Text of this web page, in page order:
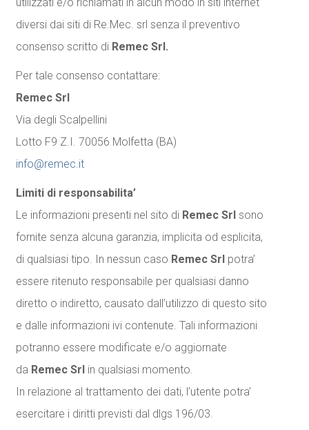
diversi dai siti di Re.Mec. srl senza il preventivo
consenso scritto di Remec Srl.
Per tale consenso contattare:
Remec Srl
Via degli Scalpellini
Lotto F9 Z.I. 70056 Molfetta (BA)
info@remec.it
Limiti di responsabilita’
Le informazioni presenti nel sito di Remec Srlsono
fornite senza alcuna garanzia, implicita od esplicita,
di qualsiasi tipo. In nessun caso Remec Srlpotra’
essere ritenuto responsabile per qualsiasi danno
diretto o indiretto, causato dall’utilizzo di questo sito
e dalle informazioni ivi contenute. Tali informazioni
potranno essere modificate e/o aggiornate
da Remec Srl in qualsiasi momento.
In relazione al trattamento dei dati, l’utente potra’
esercitare i diritti previsti dal dlgs 196/03.